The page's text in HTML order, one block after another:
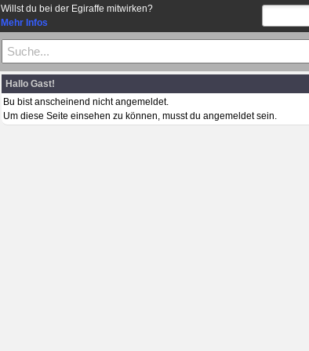
Willst du bei der Egiraffe mitwirken?
Mehr Infos
Hallo Gast!
Bu bist anscheinend nicht angemeldet.
Um diese Seite einsehen zu können, musst du angemeldet sein.